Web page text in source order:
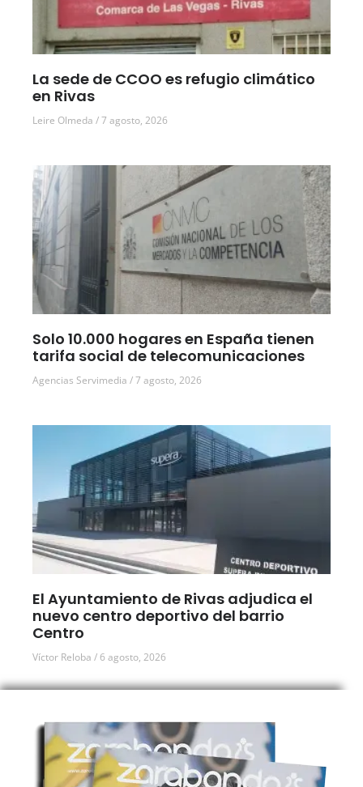
La sede de CCOO es refugio climático
en Rivas
Leire Olmeda 7 agosto, 2026
Solo 10.000 hogares en España tienen
tarifa social de telecomunicaciones
Agencias Servimedia 7 agosto, 2026
El Ayuntamiento de Rivas adjudica el
nuevo centro deportivo del barrio
Centro
Víctor Reloba 6 agosto, 2026